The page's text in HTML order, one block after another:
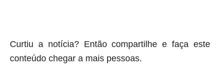
Curtiu a notícia? Então compartilhe e faça este
conteúdo chegar a mais pessoas.